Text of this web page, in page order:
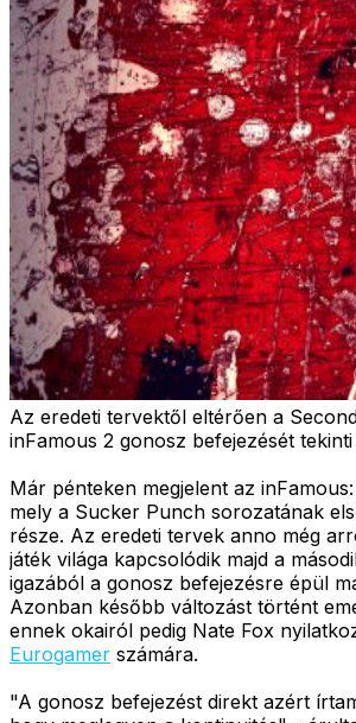
Az eredeti tervektől eltérően a
inFamous 2 gonosz befejezését
Már pénteken megjelent az
mely a Sucker Punch sorozatának
része. Az eredeti tervek anno még
játék világa kapcsolódik majd a
igazából a gonosz befejezésre épül
Azonban később változást történt
ennek okairól pedig Nate Fox
Eurogamer számára.
"A gonosz befejezést direkt azért